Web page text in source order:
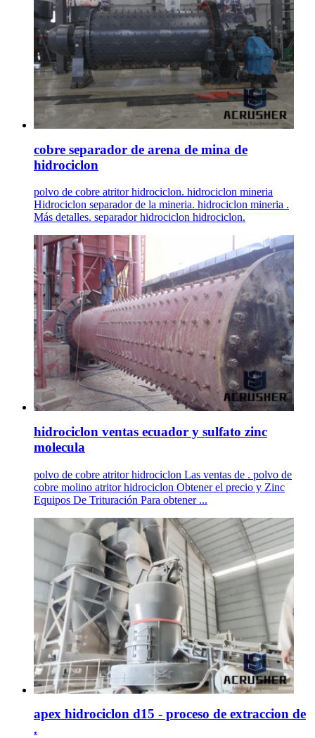
cobre separador de arena de mina de
hidrociclon
polvo de cobre atritor hidrociclon. hidrociclon mineria
Hidrociclon separador de la mineria. hidrociclon mineria .
Más detalles. separador hidrociclon hidrociclon.
hidrociclon ventas ecuador y sulfato zinc
molecula
polvo de cobre atritor hidrociclon Las ventas de . polvo de
cobre molino atritor hidrociclon Obtener el precio y Zinc
Equipos De Trituración Para obtener ...
apex hidrociclon d15 - proceso de extraccion de
.